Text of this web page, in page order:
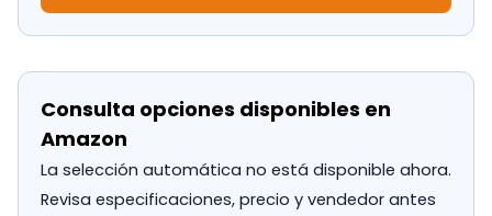
Consulta opciones disponibles en
Amazon
La selección automática no está disponible ahora.
Revisa especificaciones, precio y vendedor antes